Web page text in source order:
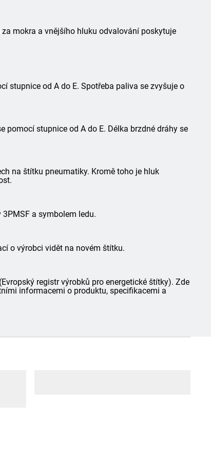
mokra a vnějšího hluku odvalování poskytuje
stupnice od A do E. Spotřeba paliva se zvyšuje o
stupnice od A do E. Délka brzdné dráhy se
na štítku pneumatiky. Kromě toho je hluk
a symbolem ledu.
o výrobci vidět na novém štítku.
registr výrobků pro energetické štítky). Zde
informacemi o produktu, specifikacemi a